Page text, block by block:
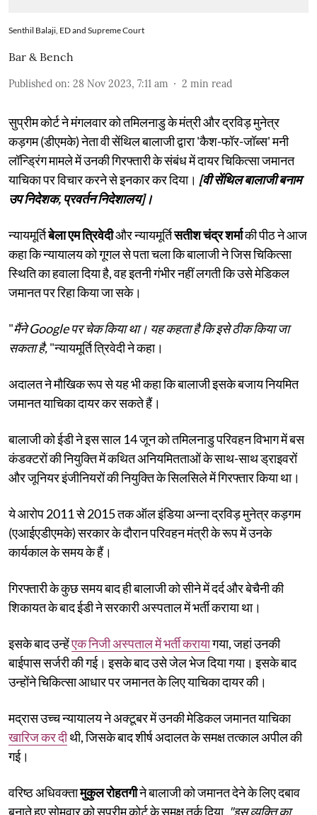
Senthil Balaji, ED and Supreme Court
Bar & Bench
Published on: 28 Nov 2023, 7:11 am 2 min read
सुप्रीम कोर्ट ने मंगलवार को तमिलनाडु के मंत्री और द्रविड़ मुनेत्र
कड़गम (डीएमके) नेता वी सेंथिल बालाजी द्वारा 'कैश-फॉर-जॉब्स' मनी
लॉन्ड्रिंग मामले में उनकी गिरफ्तारी के संबंध में दायर चिकित्सा जमानत
याचिका पर विचार करने से इनकार कर दिया। [वी सेंथिल बालाजी बनाम
उप निदेशक, प्रवर्तन निदेशालय]।
न्यायमूर्तिबेला एम त्रिवेदीऔर न्यायमूर्तिसतीश चंद्र शर्माकी पीठ ने आज
कहा कि न्यायालय को गूगल से पता चला कि बालाजी ने जिस चिकित्सा
स्थिति का हवाला दिया है, वह इतनी गंभीर नहीं लगती कि उसे मेडिकल
जमानत पर रिहा किया जा सके।
"मैंने Google पर चेक किया था। यह कहता है कि इसे ठीक किया जा
सकता है,"न्यायमूर्ति त्रिवेदी ने कहा।
अदालत ने मौखिक रूप से यह भी कहा कि बालाजी इसके बजाय नियमित
जमानत याचिका दायर कर सकते हैं।
बालाजी को ईडी ने इस साल 14 जून को तमिलनाडु परिवहन विभाग में बस
कंडक्टरों की नियुक्ति में कथित अनियमितताओं के साथ-साथ ड्राइवरों
और जूनियर इंजीनियरों की नियुक्ति के सिलसिले में गिरफ्तार किया था।
ये आरोप 2011 से 2015 तक ऑल इंडिया अन्ना द्रविड़ मुनेत्र कड़गम
(एआईएडीएमके) सरकार के दौरान परिवहन मंत्री के रूप में उनके
कार्यकाल के समय के हैं।
गिरफ्तारी के कुछ समय बाद ही बालाजी को सीने में दर्द और बेचैनी की
शिकायत के बाद ईडी ने सरकारी अस्पताल में भर्ती कराया था।
इसके बाद उन्हेंएक निजी अस्पताल में भर्ती करायागया, जहां उनकी
बाईपास सर्जरी की गई। इसके बाद उसे जेल भेज दिया गया। इसके बाद
उन्होंने चिकित्सा आधार पर जमानत के लिए याचिका दायर की।
मद्रास उच्च न्यायालय ने अक्टूबर में उनकी मेडिकल जमानत याचिका
खारिज कर दीथी, जिसके बाद शीर्ष अदालत के समक्ष तत्काल अपील की
गई।
वरिष्ठ अधिवक्तामुकुल रोहतगीने बालाजी को जमानत देने के लिए दबाव
बनाते हुए सोमवार को सुप्रीम कोर्ट के समक्ष तर्क दिया, "इस व्यक्ति का